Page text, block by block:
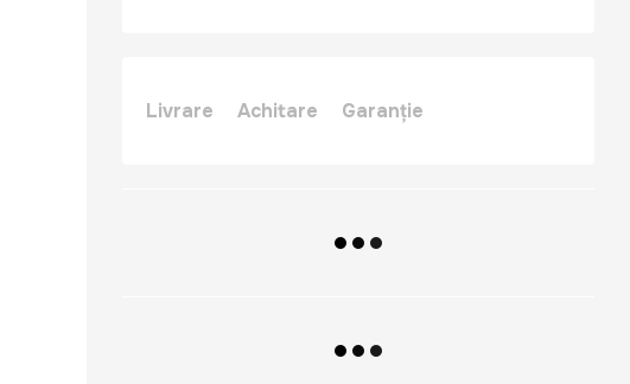
Livrare Achitare Garanție